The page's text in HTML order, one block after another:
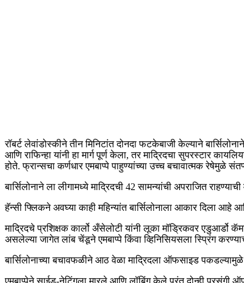
रॉबर्ट लेवांडोस्कीने तीन मिनिटांत दोनदा फटकेबाजी केल्याने
आणि राफिन्हा यांनी हा मार्ग पूर्ण केला, तर माद्रिदचा सुपरस्टार
होते. फ्रान्सचा कर्णधार एमबाप्पे पाहुण्यांच्या उच्च बचावात्मक रेषेमुळे
बार्सिलोनाने ला लीगामध्ये माद्रिदची 42 सामन्यांची अपराजित
हॅन्सी फ्लिकने अवघ्या काही महिन्यांत बार्सिलोनाला आकार दिला
माद्रिदचे प्रशिक्षक कार्लो अँसेलोटी यांनी लूका मॉड्रिकवर एडुआर्डो
असलेल्या जागेत लांब चेंडूने एमबाप्पे किंवा व्हिनिसियसला स्प्रिंग
बार्सिलोनाच्या बचावफळीने आठ वेळा माद्रिदला ऑफसाइड पकडल्यामुळे
एमबाप्पेने साईड-नेटिंगला मारले आणि लॉबिंग केले परंतु दोन्ही